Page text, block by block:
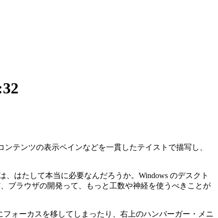
テンツの表示ペインなどを一貫したテイストで描写し、
はたして本当に必要なんだろうか。Windows のデスクト
ブラウザの開発って、もっと工数や神経を使うべきことが
ォーカスを移してしまったり、右上のハンバーガー・メニ